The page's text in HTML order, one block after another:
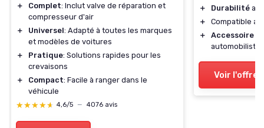
＋ Complet: Inclut valve de réparation et
compresseur d'air
＋
Universel: Adapté à toutes les marques
et modèles de voitures
＋
Pratique: Solutions rapides pour les
crevaisons
＋
Compact: Facile à ranger dans le
véhicule
★★★★★
★★★★★ 4,6/5 — 4076 avis
＋
Durabilité
＋
Compatible
＋
Accessoire
automobilistes
Voir l'offre